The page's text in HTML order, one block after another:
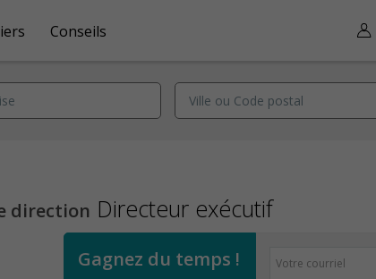
Conseils
direction Directeur exécutif
Gagnez du temps !